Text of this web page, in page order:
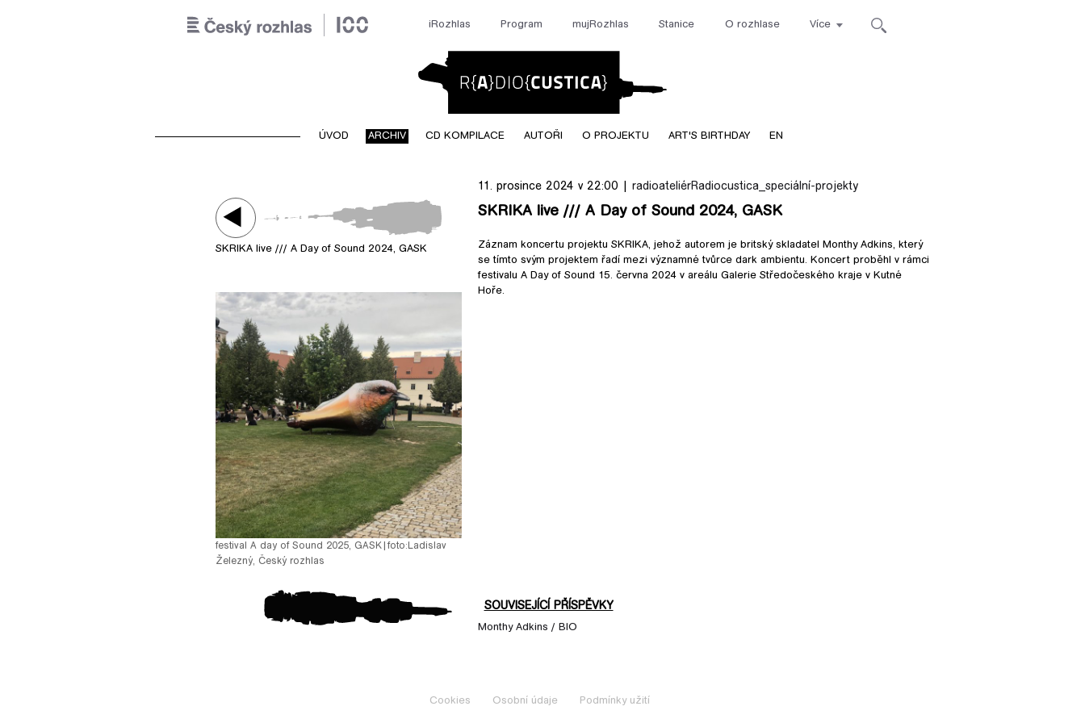
iRozhlas Program mujRozhlas Stanice O rozhlase Více
ÚVOD ARCHIV CD KOMPILACE AUTOŘI O PROJEKTU ART'S BIRTHDAY EN
pause
SKRIKA live /// A Day of Sound 2024, GASK
festival A day of Sound 2025, GASK foto: Ladislav
Železný
Český rozhlas
11. prosince 2024 v 22:00 | radioateliérRadiocustica_speciální-projekty
SKRIKA live /// A Day of Sound 2024, GASK
Záznam koncertu projektu SKRIKA, jehož autorem je britský skladatel Monthy Adkins, který
se tímto svým projektem řadí mezi významné tvůrce dark ambientu. Koncert proběhl v rámci
festivalu A Day of Sound 15. června 2024 v areálu Galerie Středočeského kraje v Kutné
Hoře.
SOUVISEJÍCÍ PŘÍSPĚVKY
Monthy Adkins / BIO
Cookies Osobní údaje Podmínky užití